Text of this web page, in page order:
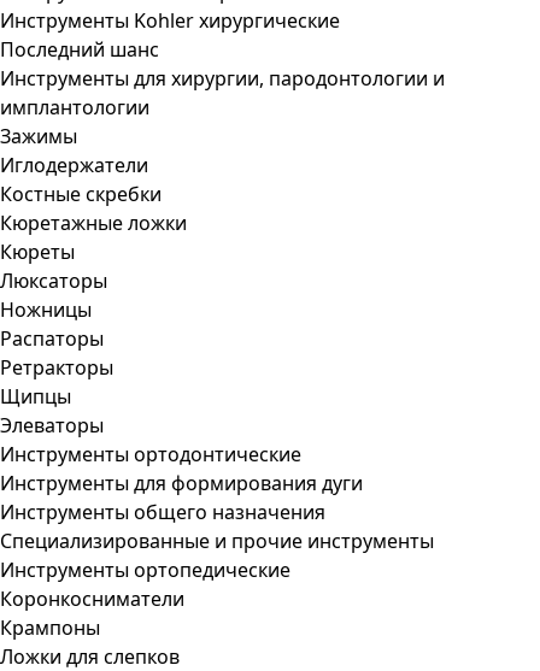
Инструменты Kohler хирургические
Последний шанс
Инструменты для хирургии, пародонтологии и
имплантологии
Зажимы
Иглодержатели
Костные скребки
Кюретажные ложки
Кюреты
Люксаторы
Ножницы
Распаторы
Ретракторы
Щипцы
Элеваторы
Инструменты ортодонтические
Инструменты для формирования дуги
Инструменты общего назначения
Специализированные и прочие инструменты
Инструменты ортопедические
Коронкосниматели
Крампоны
Ложки для слепков